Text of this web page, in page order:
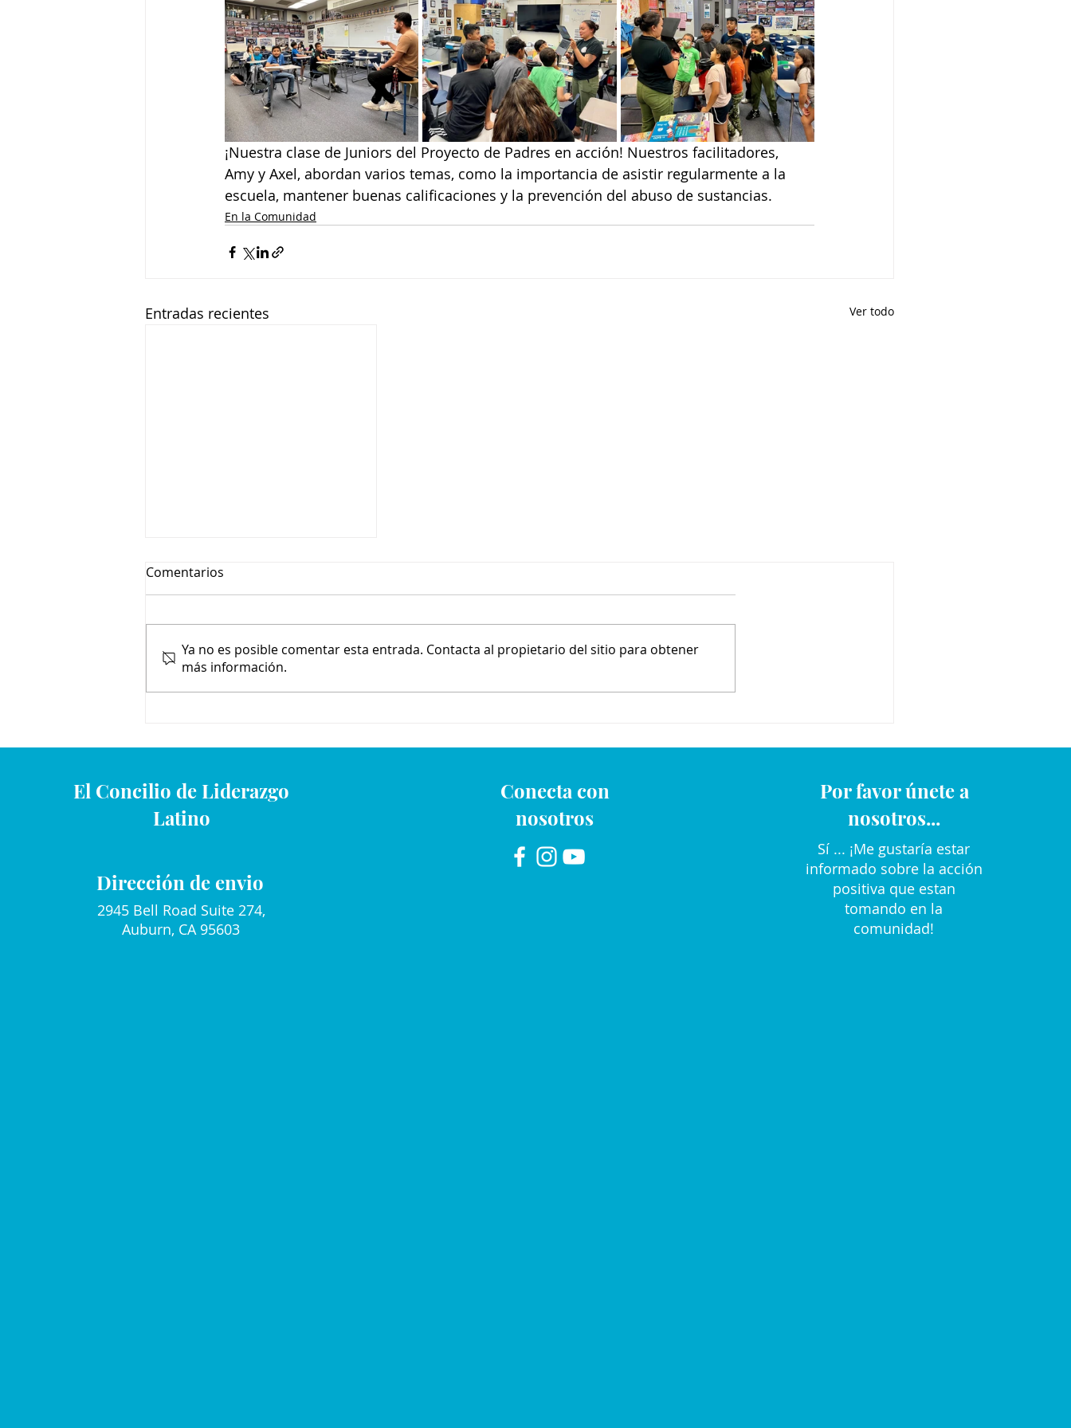
¡Nuestra clase de Juniors del Proyecto de Padres en acción! Nuestros facilitadores,
Amy y Axel, abordan varios temas, como la importancia de asistir regularmente a la
escuela, mantener buenas calificaciones y la prevención del abuso de sustancias.
En la Comunidad
Entradas recientes Ver todo
¡Felicitaciones a nuestros
Comentarios
Ya no es posible comentar esta entrada. Contacta al propietario del sitio para obtener
más información.
El Concilio de Liderazgo
Latino
Dirección de envio
2945 Bell Road Suite 274,
Auburn, CA 95603
Conecta con
nosotros
Por favor únete a
nosotros...
Sí ... ¡Me gustaría estar
informado sobre la acción
positiva que estan
tomando en la
comunidad!